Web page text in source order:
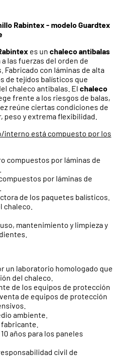
Rabintex - modelo Guardtex
es un chaleco antibalas
las fuerzas del orden de
Fabricado con láminas de alta
de tejídos balísticos que
chaleco antibalas. El chaleco
frente a los riesgos de balas,
reúne ciertas condiciones de
peso y extrema flexibilidad.
interno está compuesto por los
compuestos por láminas de
por láminas de
de los paquetes balísticos.
mantenimiento y limpieza y
un laboratorio homologado que
del chaleco.
de los equipos de protección
de equipos de protección
ambiente.
fabricante.
años para los paneles
civil de